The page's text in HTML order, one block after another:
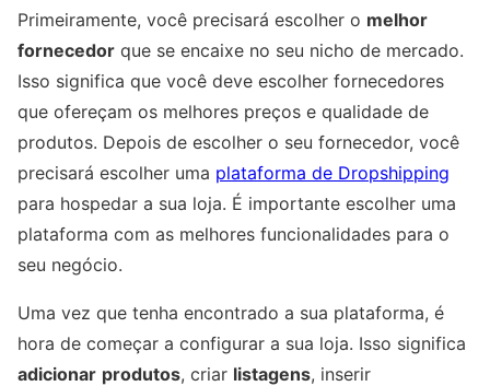
Primeiramente, você precisará escolher o melhor
fornecedor que se encaixe no seu nicho de mercado.
Isso significa que você deve escolher fornecedores
que ofereçam os melhores preços e qualidade de
produtos. Depois de escolher o seu fornecedor, você
precisará escolher uma plataforma de Dropshipping
para hospedar a sua loja. É importante escolher uma
plataforma com as melhores funcionalidades para o
seu negócio.
Uma vez que tenha encontrado a sua plataforma, é
hora de começar a configurar a sua loja. Isso significa
adicionar produtos, criar listagens, inserir